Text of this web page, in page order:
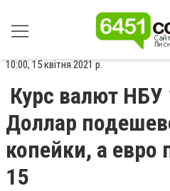
10:00, 15 квітня 2021 р.
Курс валют НБУ
Доллар
копейки, а
15